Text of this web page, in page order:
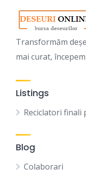
Transformăm
mai curat,
Listings
Reciclatori finali
Blog
Colaborari